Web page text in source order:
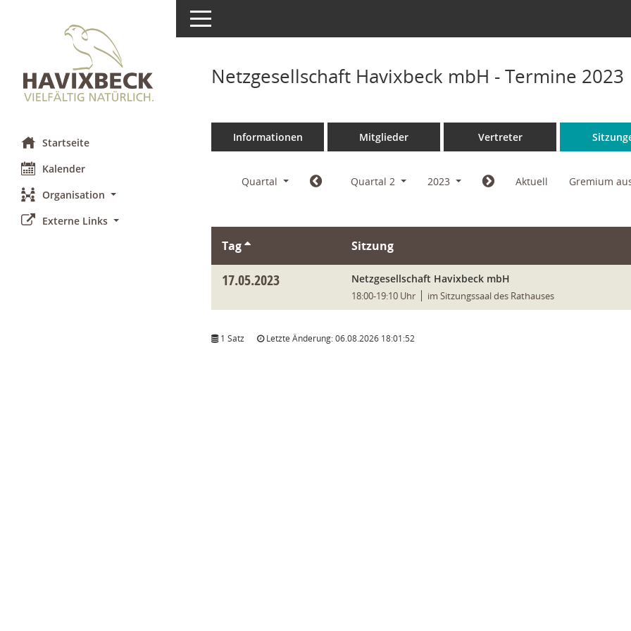
Startseite
Kalender
Organisation
Externe Links
Toggle navigation
Netzgesellschaft Havixbeck mbH - Termine 2023
Informationen Mitglieder Vertreter
Quartal Quartal 2 2023 Aktuell Gremium
Tag Sitzung
17.05.2023 Netzgesellschaft Havixbeck mbH
18:00-19:10 Uhr im Sitzungssaal des Rathauses
1 Satz Letzte Änderung: 06.08.2026 18:01:52